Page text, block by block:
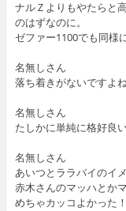
ナルＺよりもやたらと
のはずなのに。
ゼファー1100でも同様
名無しさん
落ち着きがないですよ
名無しさん
たしかに単純に格好良
名無しさん
あいつとララバイのイ
赤木さんのマッハとか
めちゃカッコよかった！